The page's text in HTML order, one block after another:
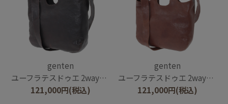
genten
ユーフラテスドゥエ 2wayショルダーバッグ
121,000円(税込)
genten
ユーフラテスドゥエ 2wayショルダーバッグ
121,000円(税込)